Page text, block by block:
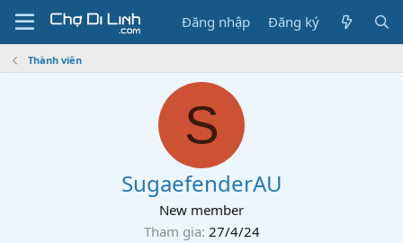
Đăng nhập Đăng ký
Thành viên
S
SugaefenderAU
New member
Tham gia 27/4/24